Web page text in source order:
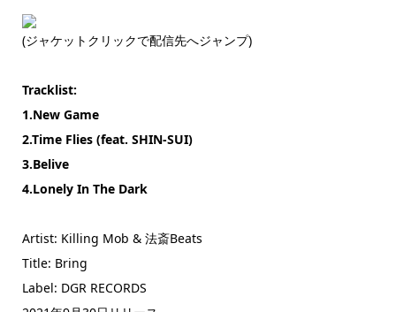
(ジャケットクリックで配信先へジャンプ)
Tracklist:
1.New Game
2.Time Flies (feat. SHIN-SUI)
3.Belive
4.Lonely In The Dark
Artist: Killing Mob & 法斎Beats
Title: Bring
Label: DGR RECORDS